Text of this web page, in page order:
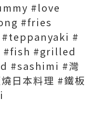
#love
#fries
#
#fish #grilled
#sashimi #灣
日本料理 #鐵板